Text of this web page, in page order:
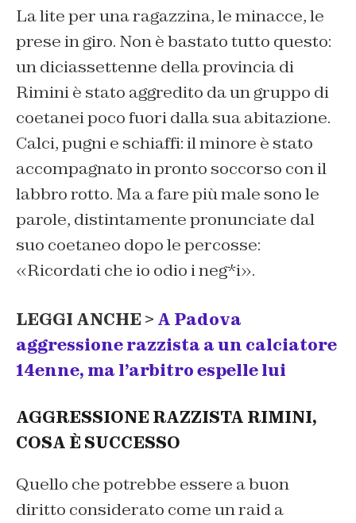
La lite per una ragazzina, le minacce, le
prese in giro. Non è bastato tutto questo:
un diciassettenne della provincia di
Rimini è stato aggredito da un gruppo di
coetanei poco fuori dalla sua abitazione.
Calci, pugni e schiaffi: il minore è stato
accompagnato in pronto soccorso con il
labbro rotto. Ma a fare più male sono le
parole, distintamente pronunciate dal
suo coetaneo dopo le percosse:
«Ricordati che io odio i neg*i».
LEGGI ANCHE > A Padova
aggressione razzista a un calciatore
14enne, ma l’arbitro espelle lui
AGGRESSIONE RAZZISTA RIMINI,
COSA È SUCCESSO
Quello che potrebbe essere a buon
diritto considerato come un raid a